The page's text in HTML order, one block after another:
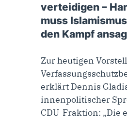
verteidigen –
muss
den Kampf
Zur heutigen
erklärt Dennis
innenpolitischer
CDU-Fraktion: „Die